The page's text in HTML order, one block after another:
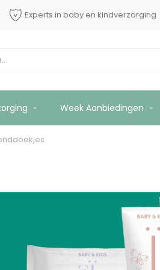
Experts in baby en kindverzorging
Week Aanbiedingen